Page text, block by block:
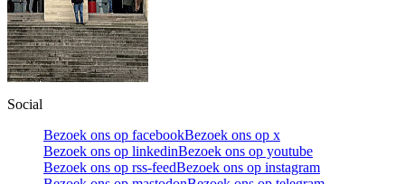
Social
Bezoek ons op facebookBezoek ons op x
Bezoek ons op linkedinBezoek ons op youtube
Bezoek ons op rss-feedBezoek ons op instagram